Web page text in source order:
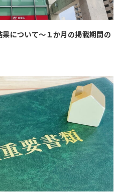
について～１か月の掲載期間の